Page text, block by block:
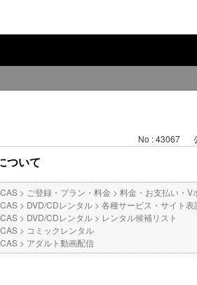
No : 43067
ついて
> ご登録・プラン・料金 > 料金・お支払い・V
> DVD/CDレンタル > 各種サービス・サイト表
> DVD/CDレンタル > レンタル候補リスト
> コミックレンタル
> アダルト動画配信